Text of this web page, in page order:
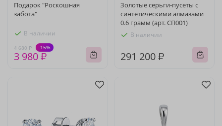
Подарок "Роскошная
забота"
В наличии
4 680 ₽ -15%
3 980 ₽
Золотые серьги-пусеты с
синтетическими алмазами
0.6 грамм (арт. СП001)
В наличии
291 200 ₽